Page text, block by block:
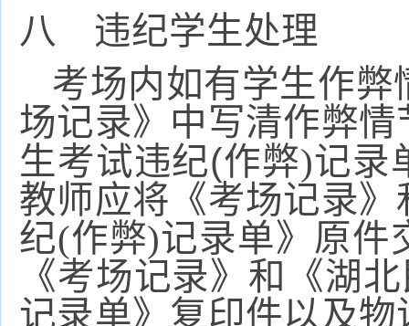
八 违纪学生处理
考场内如有学生作
场记录》中写清作弊
生考试违纪(作弊)记录
教师应将《考场记录
纪(作弊)记录单》原件
《考场记录》和《湖
记录单》复印件以及物